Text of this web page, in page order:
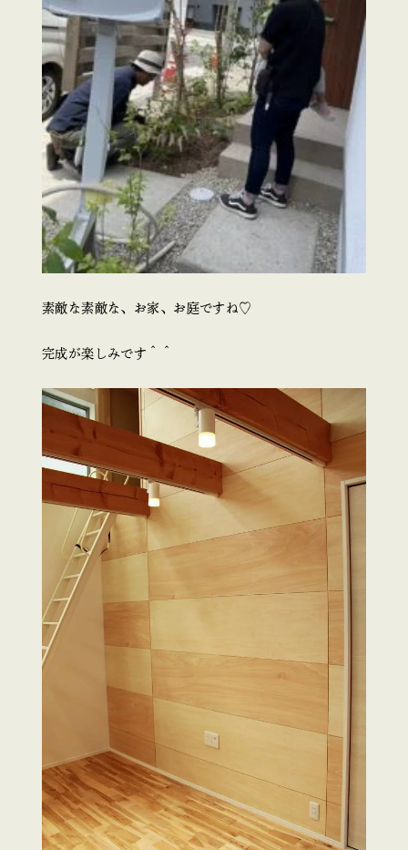
素敵な素敵な、お家、お庭ですね♡
完成が楽しみです＾＾